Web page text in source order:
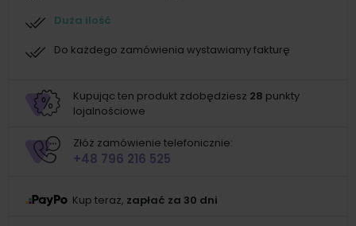
Duża ilość
Do każdego zamówienia wystawiamy fakturę
Kupując ten produkt zdobędziesz 28 punkty
lojalnościowe
Złóż zamówienie telefonicznie:
+48 796 216 525
Kup teraz, zapłać za 30 dni